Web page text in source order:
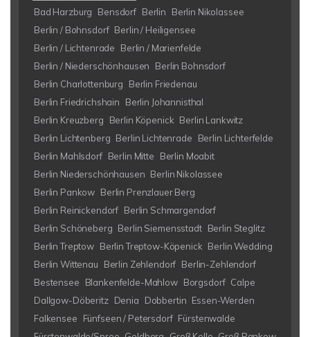
Bad Harzburg
Bensdorf Berlin
Berlin Nikolassee
Berlin / Bohnsdorf Berlin / Heiligensee
Berlin / Lichtenrade
Berlin / Marienfelde
Berlin / Niederschönhausen
Berlin Bohnsdorf
Berlin Charlottenburg
Berlin Friedenau
Berlin Friedrichshain
Berlin Johannisthal
Berlin Kreuzberg
Berlin Köpenick Berlin Lankwitz
Berlin Lichtenberg Berlin Lichtenrade
Berlin Lichterfelde
Berlin Mahlsdorf Berlin Mitte
Berlin Moabit
Berlin Niederschönhausen Berlin Nikolassee
Berlin Pankow Berlin Prenzlauer Berg
Berlin Reinickendorf Berlin Schmargendorf
Berlin Schöneberg Berlin Siemensstadt Berlin Steglitz
Berlin Treptow Berlin Treptow-Köpenick Berlin Wedding
Berlin Wittenau
Berlin Zehlendorf Berlin-Zehlendorf
Bestensee
Blankenfelde-Mahlow Borgsdorf Calpe
Dallgow-Döberitz Denia Dobbertin Essen-Werden
Falkensee
Fünfseen / Petersdorf Fürstenwalde